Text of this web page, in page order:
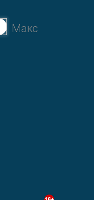
Макс